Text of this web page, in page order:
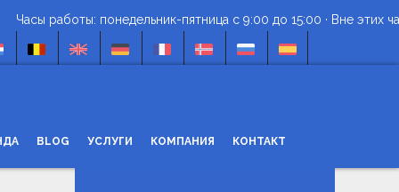
работы: понедельник-пятница с 9:00 до 15:00 · Вне этих
BLOG УСЛУГИ КОМПАНИЯ КОНТАКТ